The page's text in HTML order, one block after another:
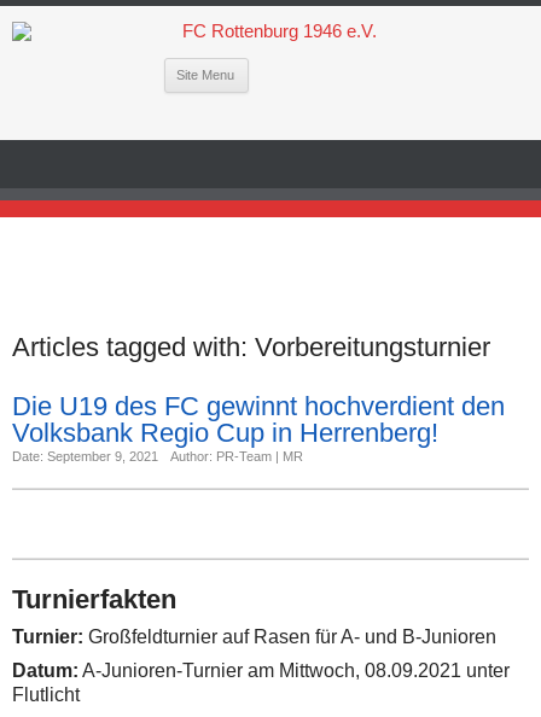
Site Menu
Articles tagged with: Vorbereitungsturnier
Die U19 des FC gewinnt hochverdient den
Volksbank Regio Cup in Herrenberg!
Date: September 9, 2021 Author: PR-Team | MR
Turnierfakten
Turnier: Großfeldturnier auf Rasen für A- und B-Junioren
Datum: A-Junioren-Turnier am Mittwoch, 08.09.2021 unter
Flutlicht